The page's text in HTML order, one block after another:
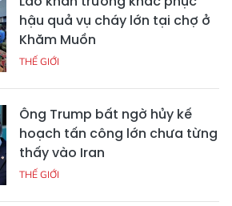
hậu quả vụ cháy lớn tại chợ ở
Khăm Muồn
THẾ GIỚI
Ông Trump bất ngờ hủy kế
hoạch tấn công lớn chưa từng
thấy vào Iran
THẾ GIỚI